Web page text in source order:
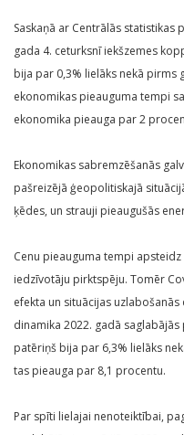
Saskaņā ar Centrālās
gada 4. ceturksnī iekšzemes
bija par 0,3% lielāks nekā pirms
ekonomikas pieauguma tempi
ekonomika pieauga par 2
Ekonomikas sabremzēšanās
pašreizējā ģeopolitiskajā
ķēdes, un strauji pieaugušās
Cenu pieauguma tempi
iedzīvotāju pirktspēju. Tomēr
efekta un situācijas
dinamika 2022. gadā
patēriņš bija par 6,3% lielāks
tas pieauga par 8,1 procentu.
Par spīti lielajai nenoteiktībai,